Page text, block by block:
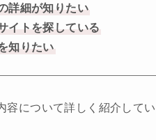
詳細が知りたい
イトを探している
知りたい
容について詳しく紹介してい